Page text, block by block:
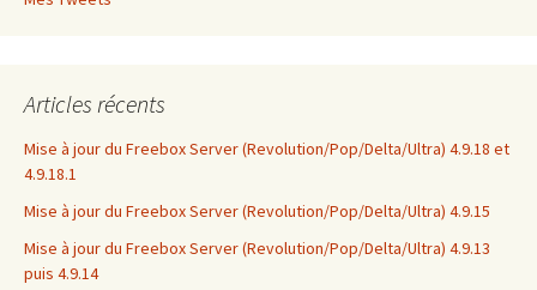
Articles récents
Mise à jour du Freebox Server (Revolution/Pop/Delta/Ultra) 4.9.18 et
4.9.18.1
Mise à jour du Freebox Server (Revolution/Pop/Delta/Ultra) 4.9.15
Mise à jour du Freebox Server (Revolution/Pop/Delta/Ultra) 4.9.13
puis 4.9.14